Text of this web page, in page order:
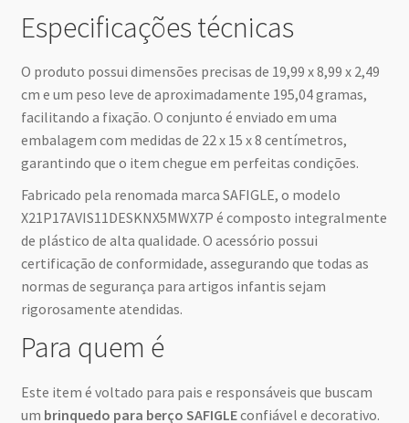
Especificações técnicas
O produto possui dimensões precisas de 19,99 x 8,99 x 2,49
cm e um peso leve de aproximadamente 195,04 gramas,
facilitando a fixação. O conjunto é enviado em uma
embalagem com medidas de 22 x 15 x 8 centímetros,
garantindo que o item chegue em perfeitas condições.
Fabricado pela renomada marca SAFIGLE, o modelo
X21P17AVIS11DESKNX5MWX7P é composto integralmente
de plástico de alta qualidade. O acessório possui
certificação de conformidade, assegurando que todas as
normas de segurança para artigos infantis sejam
rigorosamente atendidas.
Para quem é
Este item é voltado para pais e responsáveis que buscam
um brinquedo para berço SAFIGLEconfiável e decorativo.